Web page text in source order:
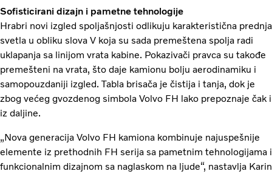
Sofisticirani dizajn i pametne tehnologije
Hrabri novi izgled spoljašnjosti odlikuju karakteristična prednja
svetla u obliku slova V koja su sada premeštena spolja radi
uklapanja sa linijom vrata kabine. Pokazivači pravca su takođe
premešteni na vrata, što daje kamionu bolju aerodinamiku i
samopouzdaniji izgled. Tabla brisača je čistija i tanja, dok je
zbog većeg gvozdenog simbola Volvo FH lako prepoznaje čak i
iz daljine.
„Nova generacija Volvo FH kamiona kombinuje najuspešnije
elemente iz prethodnih FH serija sa pametnim tehnologijama i
funkcionalnim dizajnom sa naglaskom na ljude“, nastavlja Karin